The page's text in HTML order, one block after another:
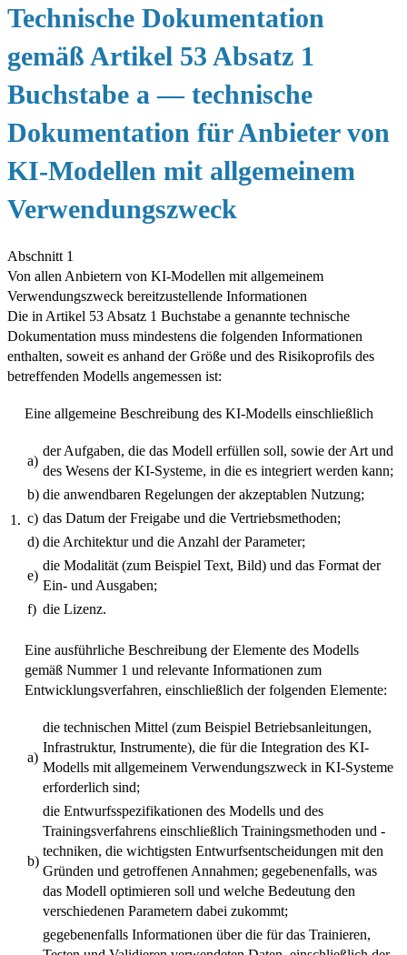
Technische Dokumentation
gemäß Artikel 53 Absatz 1
Buchstabe a — technische
Dokumentation für Anbieter von
KI-Modellen mit allgemeinem
Verwendungszweck
Abschnitt 1
Von allen Anbietern von KI-Modellen mit allgemeinem
Verwendungszweck bereitzustellende Informationen
Die in Artikel 53 Absatz 1 Buchstabe a genannte technische
Dokumentation muss mindestens die folgenden Informationen
enthalten, soweit es anhand der Größe und des Risikoprofils des
betreffenden Modells angemessen ist:
1.
Eine allgemeine Beschreibung des KI-Modells einschließlich
a)
der Aufgaben, die das Modell erfüllen soll, sowie der Art und
des Wesens der KI-Systeme, in die es integriert werden kann;
b) die anwendbaren Regelungen der akzeptablen Nutzung;
c) das Datum der Freigabe und die Vertriebsmethoden;
d) die Architektur und die Anzahl der Parameter;
e)
die Modalität (zum Beispiel Text, Bild) und das Format der
Ein- und Ausgaben;
f) die Lizenz.
Eine ausführliche Beschreibung der Elemente des Modells
gemäß Nummer 1 und relevante Informationen zum
Entwicklungsverfahren, einschließlich der folgenden Elemente:
a)
die technischen Mittel (zum Beispiel Betriebsanleitungen,
Infrastruktur, Instrumente), die für die Integration des KI-
Modells mit allgemeinem Verwendungszweck in KI-Systeme
erforderlich sind;
b)
die Entwurfsspezifikationen des Modells und des
Trainingsverfahrens einschließlich Trainingsmethoden und -
techniken, die wichtigsten Entwurfsentscheidungen mit den
Gründen und getroffenen Annahmen; gegebenenfalls, was
das Modell optimieren soll und welche Bedeutung den
verschiedenen Parametern dabei zukommt;
gegebenenfalls Informationen über die für das Trainieren,